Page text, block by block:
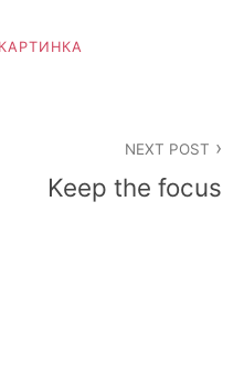
КАРТИНКА
NEXT POST
Keep the focus